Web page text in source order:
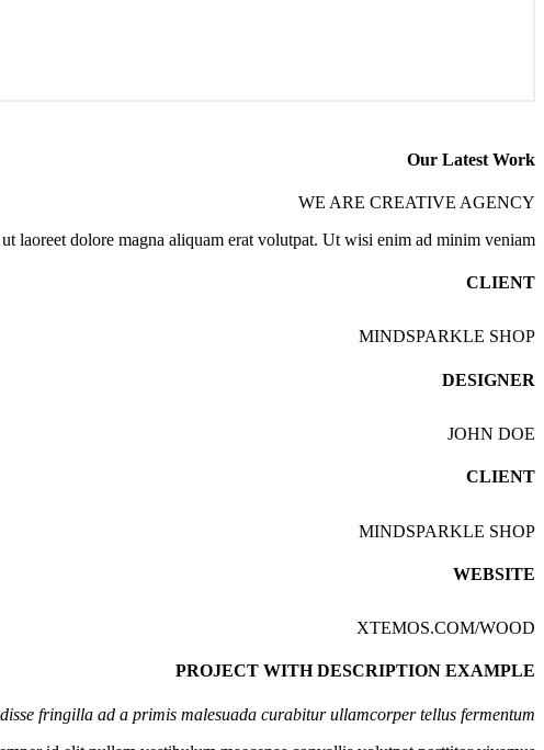
Our Latest Work
WE ARE CREATIVE AGENCY
laoreet dolore magna aliquam erat volutpat. Ut wisi enim ad minim veniam.
CLIENT
MINDSPARKLE SHOP
DESIGNER
JOHN DOE
CLIENT
MINDSPARKLE SHOP
WEBSITE
XTEMOS.COM/WOOD
PROJECT WITH DESCRIPTION EXAMPLE
fringilla ad a primis malesuada curabitur ullamcorper tellus fermentum.